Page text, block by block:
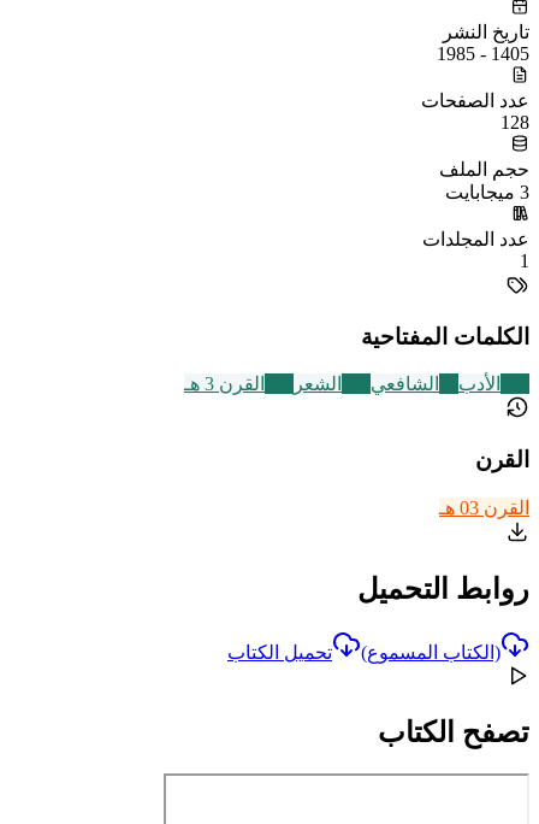
تاريخ النشر
1405 - 1985
عدد الصفحات
128
حجم الملف
3 ميجابايت
عدد المجلدات
1
الكلمات المفتاحية
الأدب الشافعي الشعر القرن 3 هـ
القرن
القرن 03 هـ
روابط التحميل
(الكتاب المسموع) تحميل الكتاب
تصفح الكتاب